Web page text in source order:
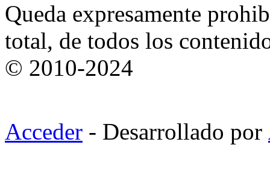
Queda expresamente
total, de todos los
© 2010-2024
Acceder - Desarrollado por